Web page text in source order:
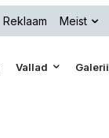
Reklaam Meist
Vallad Galerii